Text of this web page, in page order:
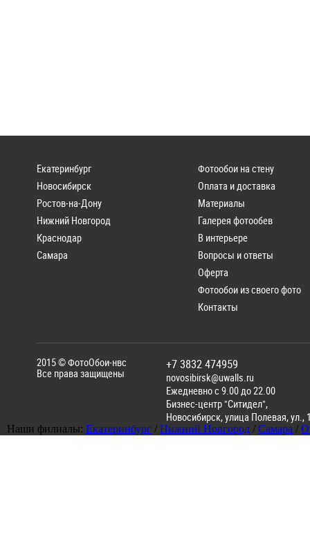
Екатеринбург
Новосибирск
Ростов-на-Дону
Нижний Новгород
Краснодар
Самара
Фотообои на стену
Оплата и доставка
Материалы
Галерея фотообев
В интерьере
Вопросы и ответы
Оферта
Фотообои из своего фото
Контакты
2015 ©ФотоОбои-нвс
Все права защищены
+7 3832 474959
novosibirsk@uwalls.ru
Ежедневно с 9.00 до 22.00
Бизнес-центр "Ситидел",
Новосибирск,улица Полевая, ул.,
Наши филиалы: Екатеринбург / Нижний Новгород / Самара /